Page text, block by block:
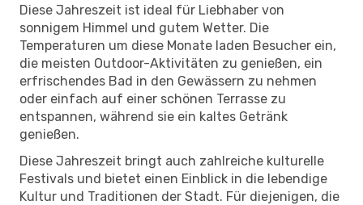
Diese Jahreszeit ist ideal für Liebhaber von
sonnigem Himmel und gutem Wetter. Die
Temperaturen um diese Monate laden Besucher ein,
die meisten Outdoor-Aktivitäten zu genießen, ein
erfrischendes Bad in den Gewässern zu nehmen
oder einfach auf einer schönen Terrasse zu
entspannen, während sie ein kaltes Getränk
genießen.
Diese Jahreszeit bringt auch zahlreiche kulturelle
Festivals und bietet einen Einblick in die lebendige
Kultur und Traditionen der Stadt. Für diejenigen, die